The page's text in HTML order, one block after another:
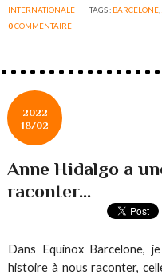
INTERNATIONALE
TAGS : BARCELONE
0COMMENTAIRE
2022
18/02
Anne Hidalgo a
raconter...
Dans Equinox Barcelone,
histoire à nous raconter,